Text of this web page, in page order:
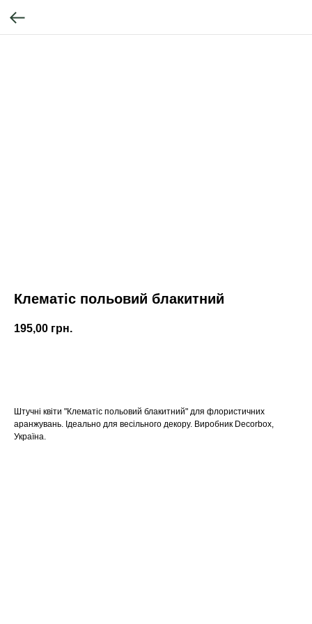
Клематіс польовий блакитний
195,00 грн.
Штучні квіти "Клематіс польовий блакитний" для флористичних
аранжувань. Ідеально для весільного декору. Виробник Decorbox,
Україна.